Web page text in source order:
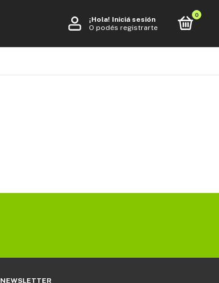
¡Hola! Iniciá sesión
O podés registrarte
0
NEWSLETTER